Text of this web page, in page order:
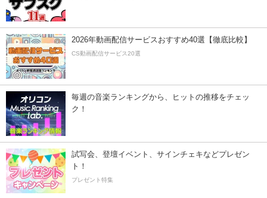
2026年動画配信サービスおすすめ40選【徹底比較】
CS動画配信サービス20選
毎週の音楽ランキングから、ヒットの推移をチェッ
ク！
試写会、登壇イベント、サインチェキなどプレゼン
ト！
プレゼント特集